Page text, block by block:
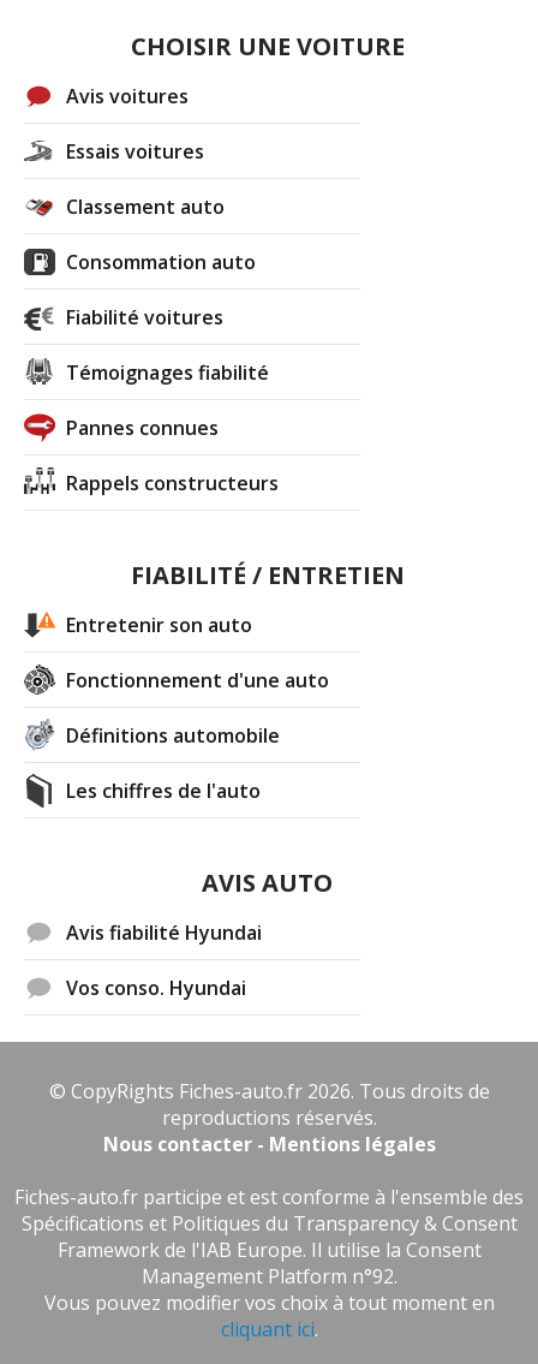
CHOISIR UNE VOITURE
Avis voitures
Essais voitures
Classement auto
Consommation auto
Fiabilité voitures
Témoignages fiabilité
Pannes connues
Rappels constructeurs
FIABILITÉ / ENTRETIEN
Entretenir son auto
Fonctionnement d'une auto
Définitions automobile
Les chiffres de l'auto
AVIS AUTO
Avis fiabilité Hyundai
Vos conso. Hyundai
© CopyRights Fiches-auto.fr 2026. Tous droits de
reproductions réservés.
Nous contacter - Mentions légales
Fiches-auto.fr participe et est conforme à l'ensemble des
Spécifications et Politiques du Transparency & Consent
Framework de l'IAB Europe. Il utilise la Consent
Management Platform n°92.
Vous pouvez modifier vos choix à tout moment en
cliquant ici.